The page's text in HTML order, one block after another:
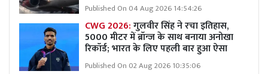
Published On 04 Aug 2026 14:54:26
CWG 2026:गुलवीर सिंह ने रचा इतिहास,
5000 मीटर में ब्रॉन्ज के साथ बनाया अनोखा
रिकॉर्ड; भारत के लिए पहली बार हुआ ऐसा
Published On 02 Aug 2026 10:35:06